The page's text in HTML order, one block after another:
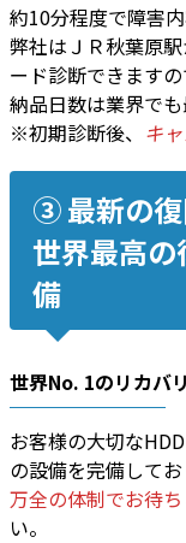
約10分程度で障害
弊社はＪＲ秋葉原
ード診断できます
納品日数は業界でも
※初期診断後、 キ
③ 最新の
世界最高
備
世界No. 1のリカバ
お客様の大切な
の設備を完備してお
万全の体制でお待
い。